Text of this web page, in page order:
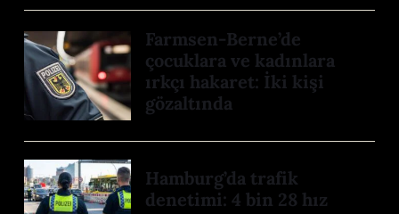
Farmsen-Berne’de
çocuklara ve kadınlara
ırkçı hakaret: İki kişi
gözaltında
Hamburg’da trafik
denetimi: 4 bin 28 hız